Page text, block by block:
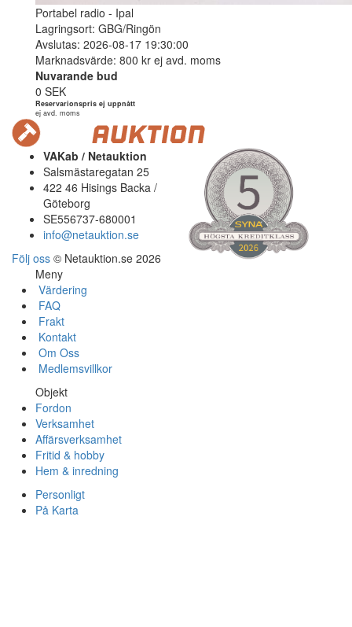
Portabel radio - Ipal
Lagringsort: GBG/Ringön
Avslutas: 2026-08-17 19:30:00
Marknadsvärde: 800 kr ej avd. moms
Nuvarande bud
0 SEK
Reservarionspris ej uppnått
ej avd. moms
VAKab / Netauktion
Salsmästaregatan 25
422 46 Hisings Backa /
Göteborg
SE556737-680001
info@netauktion.se
Följ oss © Netauktion.se 2026
Meny
Värdering
FAQ
Frakt
Kontakt
Om Oss
Medlemsvillkor
Objekt
Fordon
Verksamhet
Affärsverksamhet
Fritid & hobby
Hem & inredning
Personligt
På Karta